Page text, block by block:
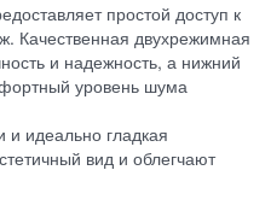
простой доступ к
Качественная двухрежимная
и надежность, а нижний
уровень шума
и идеально гладкая
вид и облегчают